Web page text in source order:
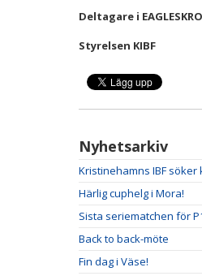
Deltagare i
Styrelsen KIBF
Nyhetsarkiv
Kristinehamns IBF söker
Härlig cuphelg i Mora!
Sista seriematchen för
Back to back-möte
Fin dag i Väse!